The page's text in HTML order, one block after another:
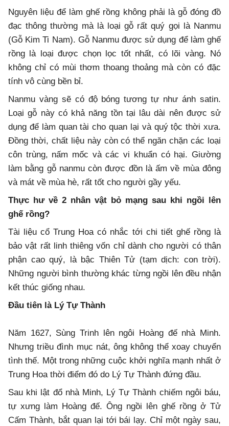
Nguyên liệu để làm ghế rồng không phải là gỗ đóng đồ
đạc thông thường mà là loại gỗ rất quý gọi là Nanmu
(Gỗ Kim Ti Nam). Gỗ Nanmu được sử dụng để làm ghế
rồng là loại được chọn lọc tốt nhất, có lõi vàng. Nó
không chỉ có mùi thơm thoang thoảng mà còn có đặc
tính vô cùng bền bỉ.
Nanmu vàng sẽ có độ bóng tương tự như ánh satin.
Loại gỗ này có khả năng tồn tại lâu dài nên được sử
dụng để làm quan tài cho quan lại và quý tộc thời xưa.
Đồng thời, chất liệu này còn có thể ngăn chặn các loại
côn trùng, nấm mốc và các vi khuẩn có hại. Giường
làm bằng gỗ nanmu còn được đồn là ấm về mùa đông
và mát về mùa hè, rất tốt cho người gầy yếu.
Thực hư về 2 nhân vật bỏ mạng sau khi ngồi lên
ghế rồng?
Tài liệu cổ Trung Hoa có nhắc tới chi tiết ghế rồng là
bảo vật rất linh thiêng vốn chỉ dành cho người có thân
phận cao quý, là bậc Thiên Tử (tạm dịch: con trời).
Những người bình thường khác từng ngồi lên đều nhận
kết thúc giống nhau.
Đầu tiên là Lý Tự Thành
Năm 1627, Sùng Trinh lên ngôi Hoàng đế nhà Minh.
Nhưng triều đình mục nát, ông không thể xoay chuyển
tình thế. Một trong những cuộc khởi nghĩa mạnh nhất ở
Trung Hoa thời điểm đó do Lý Tự Thành đứng đầu.
Sau khi lật đổ nhà Minh, Lý Tự Thành chiếm ngôi báu,
tự xưng làm Hoàng đế. Ông ngồi lên ghế rồng ở Tử
Cấm Thành, bắt quan lại tới bái lạy. Chỉ một ngày sau,